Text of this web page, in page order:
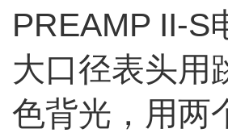
PREAMP II-S
大口径表头用
色背光，用两